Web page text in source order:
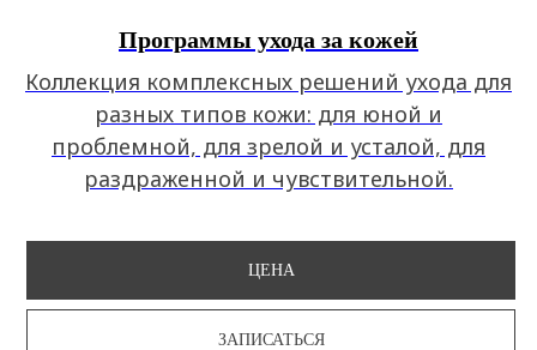
Программы ухода за кожей
Коллекция комплексных решений ухода для
разных типов кожи: для юной и
проблемной, для зрелой и усталой, для
раздраженной и чувствительной.
ЦЕНА
ЗАПИСАТЬСЯ